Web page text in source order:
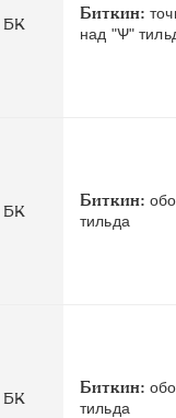
БК
Биткин:
над "Ѱ"
БК
Биткин:
тильда
БК
Биткин:
тильда